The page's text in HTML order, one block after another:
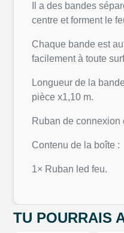
Il a des bandes
centre et forment le
Chaque bande est
facilement à toute
Longueur de la
pièce x1,10 m.
Ruban de connexion
Contenu de la boîte :
1× Ruban led feu.
TU POURRAIS